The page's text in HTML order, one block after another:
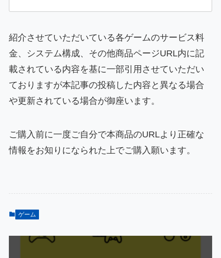
紹介させていただいている各ゲームのサービス料
金、システム構成、その他商品ページURL内に記
載されている内容を基に一部引用させていただい
ておりますが本記事の投稿した内容と異なる場合
や更新されている場合が御座います。
ご購入前に一度ご自分で本商品のURLより正確な
情報をお知りになられた上でご購入願います。
ゲーム